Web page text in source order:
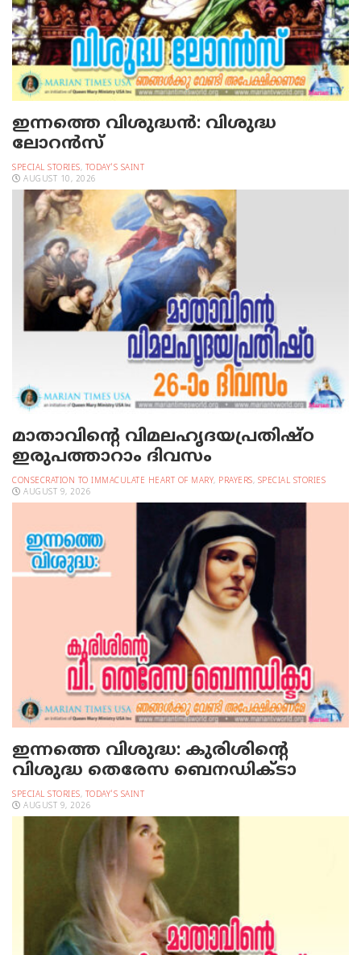
ഇന്നത്തെ വിശുദ്ധന്‍: വിശുദ്ധ
ലോറന്‍സ്‌
SPECIAL STORIES, TODAY'S SAINT
AUGUST 10, 2026
മാതാവിന്റെ വിമലഹൃദയപ്രതിഷ്ഠ
ഇരുപത്താറാം ദിവസം
CONSECRATION TO IMMACULATE HEART OF MARY, PRAYERS, SPECIAL STORIES
AUGUST 9, 2026
ഇന്നത്തെ വിശുദ്ധ: കുരിശിന്റെ
വിശുദ്ധ തെരേസ ബെനഡിക്ടാ
SPECIAL STORIES, TODAY'S SAINT
AUGUST 9, 2026